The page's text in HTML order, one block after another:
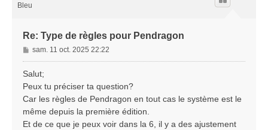
Bleu
Re: Type de règles pour Pendragon
M
e
s
g
e
sam. 11 oct. 2025 22:22
Salut;
Peux tu préciser ta question?
Car les règles de Pendragon en tout cas le système est le
même depuis la première édition.
Et de ce que je peux voir dans la 6, il y a des ajustement